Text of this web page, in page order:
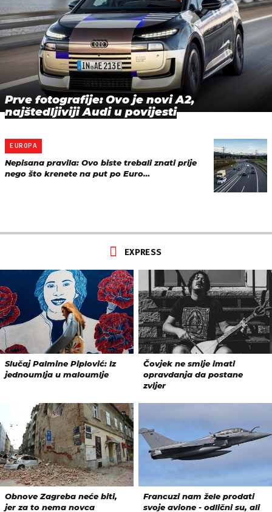
Prve fotografije: Ovo je novi A2,
najštedljiviji Audi u povijesti
EUROPA
Nepisana pravila: Ovo biste trebali znati prije
nego što krenete na put po Euro…